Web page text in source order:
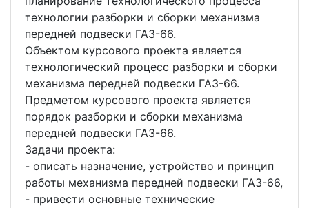
технологии разборки и сборки механизма
передней подвески ГАЗ-66.
Объектом курсового проекта является
технологический процесс разборки и сборки
механизма передней подвески ГАЗ-66.
Предметом курсового проекта является
порядок разборки и сборки механизма
передней подвески ГАЗ-66.
Задачи проекта:
- описать назначение, устройство и принцип
работы механизма передней подвески ГАЗ-66,
- привести основные технические